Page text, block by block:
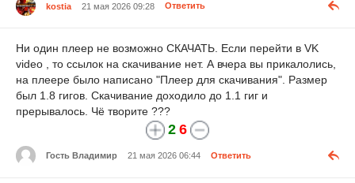
kostia 21 мая 2026 09:28 Ответить
Ни один плеер не возможно СКАЧАТЬ. Если перейти в VK
video , то ссылок на скачивание нет. А вчера вы прикалолись,
на плеере было написано "Плеер для скачивания". Размер
был 1.8 гигов. Скачивание доходило до 1.1 гиг и
прерывалось. Чё творите ???
2 6
Гость Владимир 21 мая 2026 06:44 Ответить